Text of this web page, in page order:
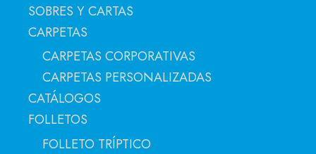
SOBRES Y CARTAS
CARPETAS
CARPETAS CORPORATIVAS
CARPETAS PERSONALIZADAS
CATÁLOGOS
FOLLETOS
FOLLETO TRÍPTICO